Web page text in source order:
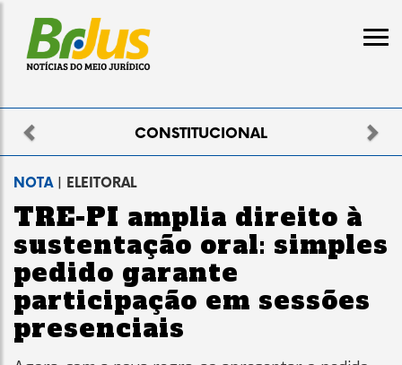
Previous
NOTA| ELEITORAL
TRE-PI amplia direito à
sustentação oral: simples
pedido garante
participação em sessões
presenciais